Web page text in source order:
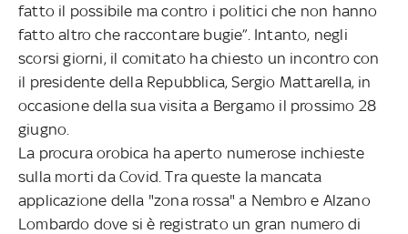
fatto il possibile ma contro i politici che non hanno
fatto altro che raccontare bugie”. Intanto, negli
scorsi giorni, il comitato ha chiesto un incontro con
il presidente della Repubblica, Sergio Mattarella, in
occasione della sua visita a Bergamo il prossimo 28
giugno.
La procura orobica ha aperto numerose inchieste
sulla morti da Covid. Tra queste la mancata
applicazione della "zona rossa" a Nembro e Alzano
Lombardo dove si è registrato un gran numero di